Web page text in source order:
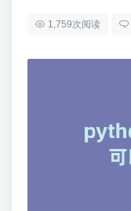
1,759次阅读